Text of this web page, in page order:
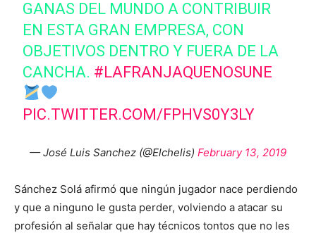
GANAS DEL MUNDO A CONTRIBUIR
EN ESTA GRAN EMPRESA, CON
OBJETIVOS DENTRO Y FUERA DE LA
CANCHA. #LAFRANJAQUENOSUNE
PIC.TWITTER.COM/FPHVS0Y3LY
— José Luis Sanchez (@Elchelis) February 13, 2019
Sánchez Solá afirmó que ningún jugador nace perdiendo
y que a ninguno le gusta perder, volviendo a atacar su
profesión al señalar que hay técnicos tontos que no les